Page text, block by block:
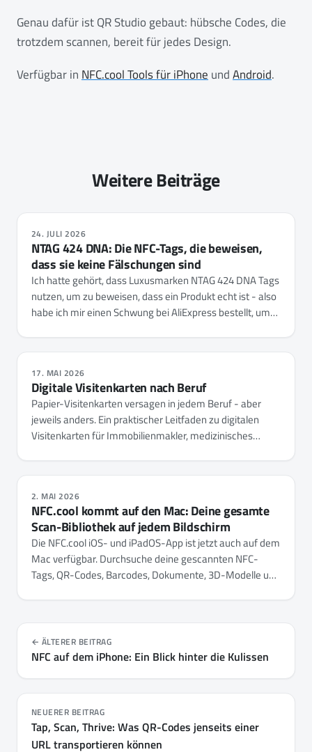
Genau dafür ist QR Studio gebaut: hübsche Codes, die
trotzdem scannen, bereit für jedes Design.
Verfügbar in NFC.cool Tools für iPhone undAndroid.
Weitere Beiträge
24. JULI 2026
NTAG 424 DNA: Die NFC-Tags, die beweisen,
dass sie keine Fälschungen sind
Ich hatte gehört, dass Luxusmarken NTAG 424 DNA Tags
nutzen, um zu beweisen, dass ein Produkt echt ist - also
habe ich mir einen Schwung bei AliExpress bestellt, um
konfiguriert sie jetzt vollständig auf iPhone und Android -
jeden Schlüssel, die Rechte jeder Datei und die
Einstellungen des Chips selbst.
17. MAI 2026
Digitale Visitenkarten nach Beruf
Papier-Visitenkarten versagen in jedem Beruf - aber
jeweils anders. Ein praktischer Leitfaden zu digitalen
Visitenkarten für Immobilienmakler, medizinisches
2. MAI 2026
NFC.cool kommt auf den Mac: Deine gesamte
Scan-Bibliothek auf jedem Bildschirm
Die NFC.cool iOS- und iPadOS-App ist jetzt auch auf dem
Mac verfügbar. Durchsuche deine gescannten NFC-
Tags, QR-Codes, Barcodes, Dokumente, 3D-Modelle und
ÄLTERER BEITRAG
NFC auf dem iPhone: Ein Blick hinter die Kulissen
NEUERER BEITRAG
Tap, Scan, Thrive: Was QR-Codes jenseits einer
URL transportieren können